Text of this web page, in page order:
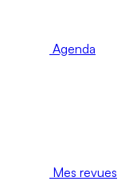
Agenda
Mes revues